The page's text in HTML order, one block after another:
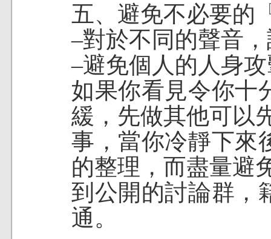
五、避免不必要的
–對於不同的聲音
–避免個人的人身
如果你看見令你十
緩，先做其他可以
事，當你冷靜下來
的整理，而盡量避
到公開的討論群，
通。